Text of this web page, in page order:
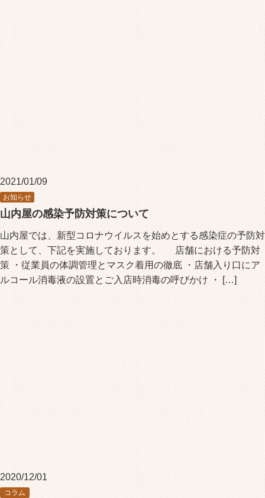
2021/01/09
お知らせ
山内屋の感染予防対策について
山内屋では、新型コロナウイルスを始めとする感染症の予防対
策として、下記を実施しております。 店舗における予防対
策 ・従業員の体調管理とマスク着用の徹底 ・店舗入り口にア
ルコール消毒液の設置とご入店時消毒の呼びかけ ・ […]
2020/12/01
コラム